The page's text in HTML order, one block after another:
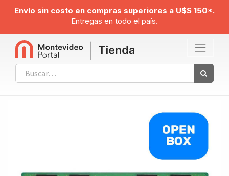
Envío sin costo en compras superiores a U$S 150*.
Entregas en todo el país.